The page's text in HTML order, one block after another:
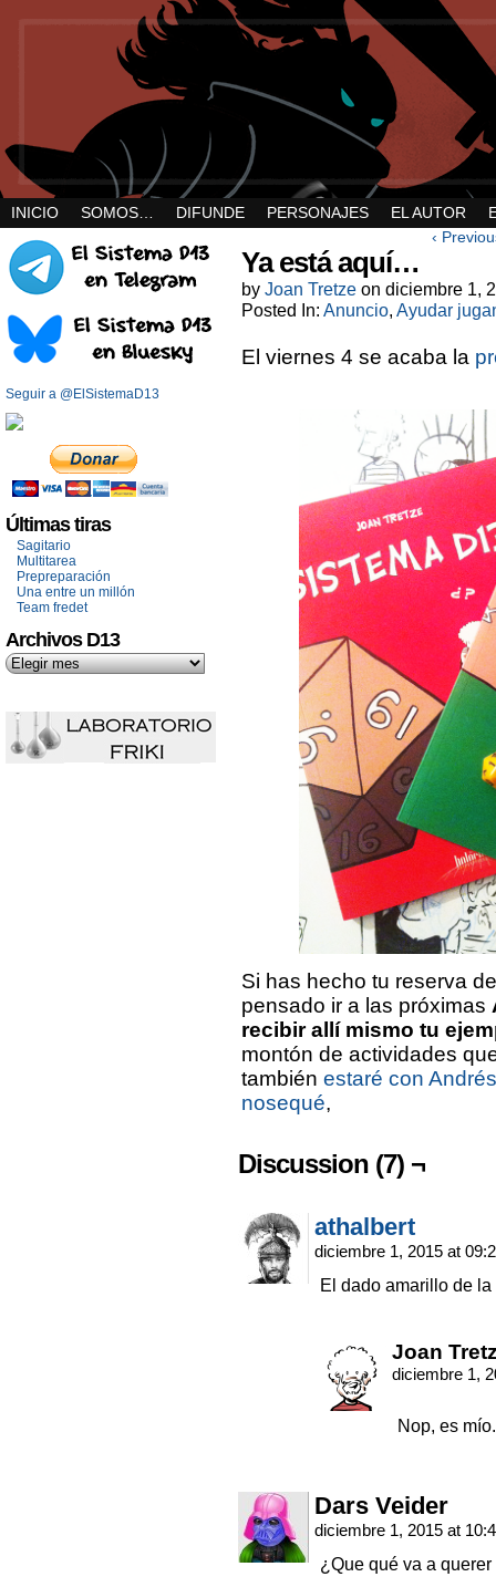
INICIO SOMOS… DIFUNDE PERSONAJES EL AUTOR
Seguir a @ElSistemaD13
Últimas tiras
Sagitario
Multitarea
Prepreparación
Una entre un millón
Team fredet
Archivos D13
‹
Ya está aquí…
by Joan Tretze on diciembre 1,
Posted In: Anuncio, Ayudar
El viernes 4 se acaba la
Si has hecho tu reserva
pensado ir a las próximas
recibir allí mismo tu
montón de actividades
también estaré con
nosequé,
Discussion (7) ¬
athalbert
diciembre 1, 2015 at
El dado amarillo de
Joan
diciembre 1,
Nop, es
Dars Veider
diciembre 1, 2015 at
¿Que qué va a